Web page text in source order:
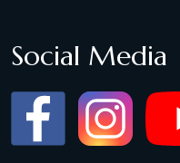
Social Media